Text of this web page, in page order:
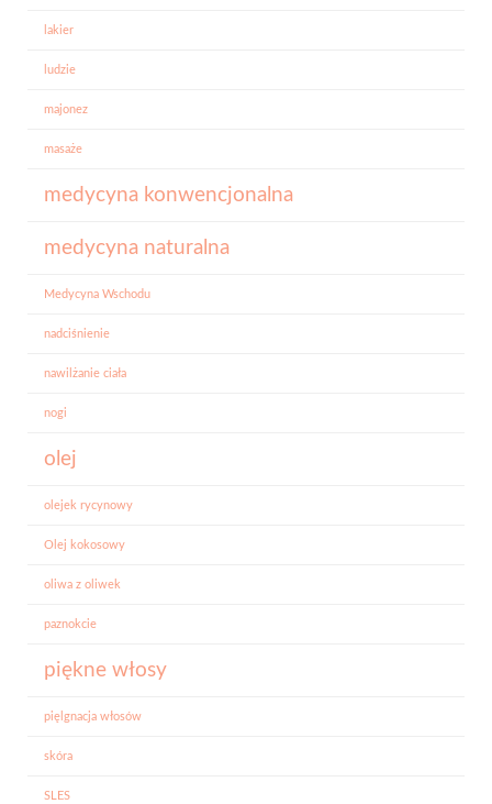
lakier
ludzie
majonez
masaże
medycyna konwencjonalna
medycyna naturalna
Medycyna Wschodu
nadciśnienie
nawilżanie ciała
nogi
olej
olejek rycynowy
Olej kokosowy
oliwa z oliwek
paznokcie
piękne włosy
pięlgnacja włosów
skóra
SLES